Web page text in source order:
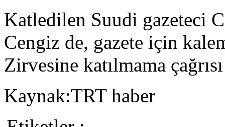
Katledilen Suudi gazeteci
Cengiz de, gazete için
Zirvesine katılmama
Kaynak:TRT haber